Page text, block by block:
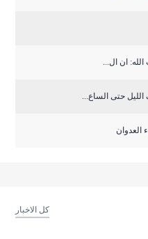
ان ال...
حتى الساع...
كل الاخبار